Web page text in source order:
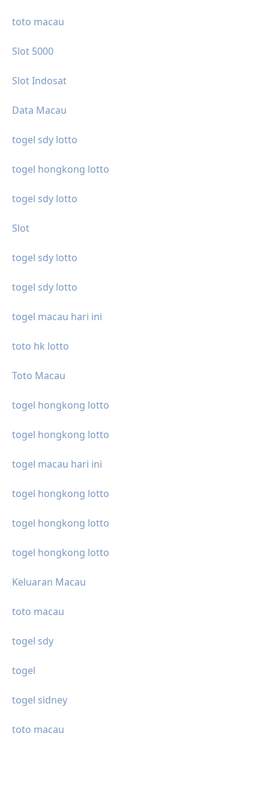
toto macau
Slot 5000
Slot Indosat
Data Macau
togel sdy lotto
togel hongkong lotto
togel sdy lotto
Slot
togel sdy lotto
togel sdy lotto
togel macau hari ini
toto hk lotto
Toto Macau
togel hongkong lotto
togel hongkong lotto
togel macau hari ini
togel hongkong lotto
togel hongkong lotto
togel hongkong lotto
Keluaran Macau
toto macau
togel sdy
togel
togel sidney
toto macau